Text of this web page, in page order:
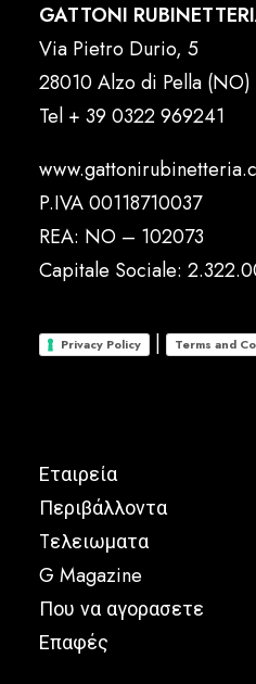
GATTONI
Via Pietro Durio, 5
28010 Alzo di Pella (NO)
Tel + 39 0322 969241
P.IVA 00118710037
REA: NO – 102073
Capitale Sociale:
Privacy Policy | Terms and
Εταιρεία
Περιβάλλοντα
Tελειωματα
G Magazine
Που να αγορασετε
Επαφές